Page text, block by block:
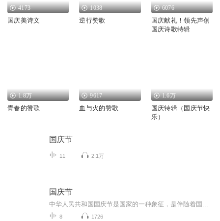
4173
国庆美诗文
1038
逆行赞歌
6076
国庆献礼！领先声创
国庆诗歌特辑
1.8万
青春的赞歌
9617
血与火的赞歌
1.6万
国庆特辑（国庆节快
乐）
国庆节
11 2.1万
国庆节
8 1726